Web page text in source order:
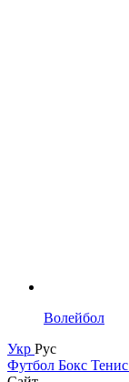
Волейбол
Укр Рус
Футбол Бокс Тенис